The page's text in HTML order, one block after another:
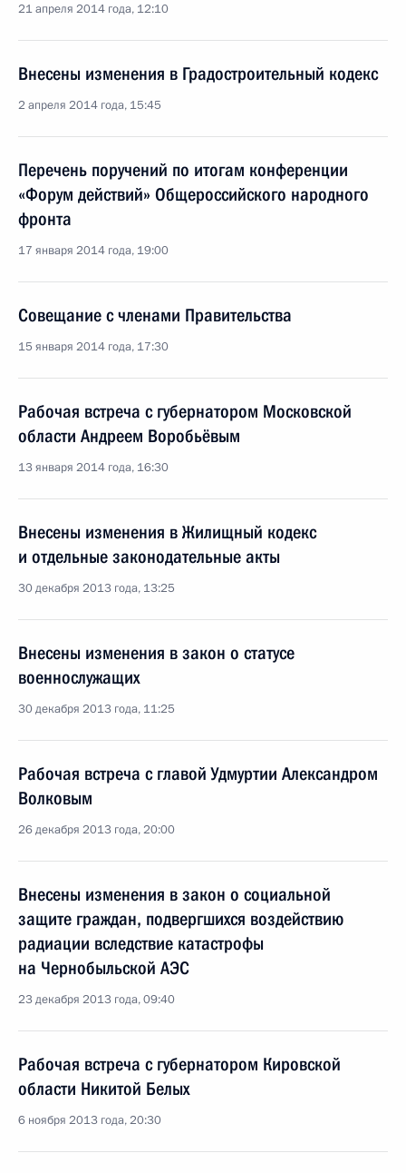
21 апреля 2014 года, 12:10
Внесены изменения в Градостроительный кодекс
2 апреля 2014 года, 15:45
Перечень поручений по итогам конференции
«Форум действий» Общероссийского народного
фронта
17 января 2014 года, 19:00
Совещание с членами Правительства
15 января 2014 года, 17:30
Рабочая встреча с губернатором Московской
области Андреем Воробьёвым
13 января 2014 года, 16:30
Внесены изменения в Жилищный кодекс
и отдельные законодательные акты
30 декабря 2013 года, 13:25
Внесены изменения в закон о статусе
военнослужащих
30 декабря 2013 года, 11:25
Рабочая встреча с главой Удмуртии Александром
Волковым
26 декабря 2013 года, 20:00
Внесены изменения в закон о социальной
защите граждан, подвергшихся воздействию
радиации вследствие катастрофы
на Чернобыльской АЭС
23 декабря 2013 года, 09:40
Рабочая встреча с губернатором Кировской
области Никитой Белых
6 ноября 2013 года, 20:30